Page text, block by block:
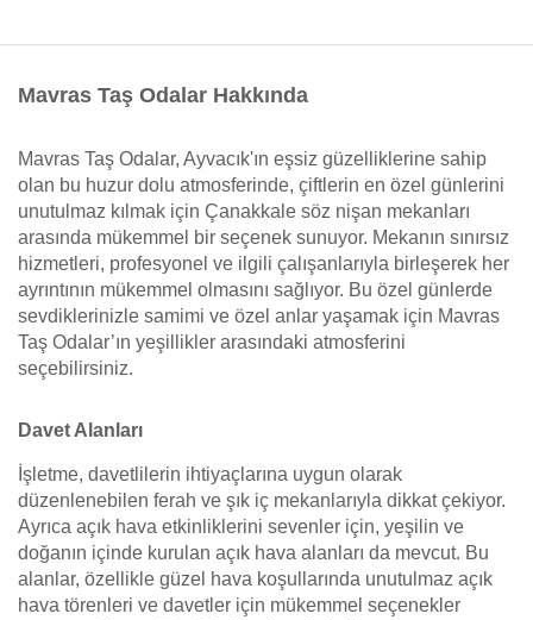
Mavras Taş Odalar Hakkında
Mavras Taş Odalar, Ayvacık'ın eşsiz güzelliklerine sahip
olan bu huzur dolu atmosferinde, çiftlerin en özel günlerini
unutulmaz kılmak için Çanakkale söz nişan mekanları
arasında mükemmel bir seçenek sunuyor. Mekanın sınırsız
hizmetleri, profesyonel ve ilgili çalışanlarıyla birleşerek her
ayrıntının mükemmel olmasını sağlıyor. Bu özel günlerde
sevdiklerinizle samimi ve özel anlar yaşamak için Mavras
Taş Odalar’ın yeşillikler arasındaki atmosferini
seçebilirsiniz.
Davet Alanları
İşletme, davetlilerin ihtiyaçlarına uygun olarak
düzenlenebilen ferah ve şık iç mekanlarıyla dikkat çekiyor.
Ayrıca açık hava etkinliklerini sevenler için, yeşilin ve
doğanın içinde kurulan açık hava alanları da mevcut. Bu
alanlar, özellikle güzel hava koşullarında unutulmaz açık
hava törenleri ve davetler için mükemmel seçenekler